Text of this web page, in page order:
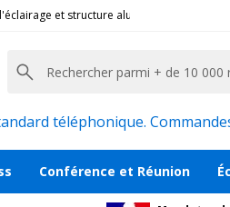
et structure alu pour
téléphonique.
Conférence et Réunion